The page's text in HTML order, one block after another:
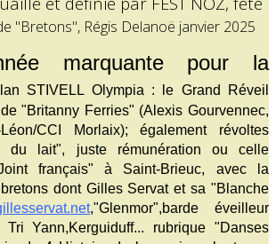
"Bretons", Régis Delanoë janvier 2025
marquante pour la
STIVELL Olympia : le Grand Réveil
"Britanny Ferries" (Alexis Gourvennec,
CCI Morlaix); également révoltes
du lait", juste rémunération ou celle
français" à Saint-Brieuc, avec la
dont Gilles Servat et sa "Blanche
,"Glenmor",barde éveilleur
Yann,Kerguiduff... rubrique "Danses